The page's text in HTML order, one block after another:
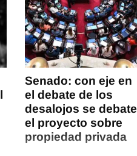
Senado: con eje en
el debate de los
desalojos se debate
el proyecto sobre
propiedad privada